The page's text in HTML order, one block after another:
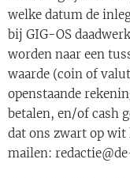
welke datum de
bij GIG-OS
worden naar een
waarde (coin of
openstaande
betalen, en/of cash
dat ons zwart op wit
mailen: